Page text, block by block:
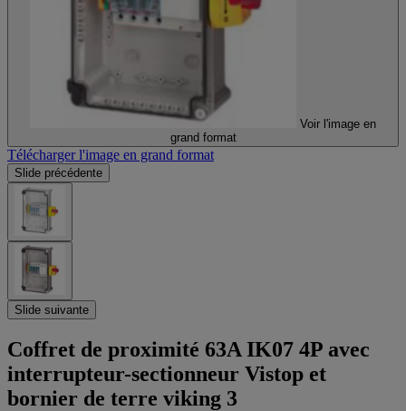
Voir l'image en
grand format
Télécharger l'image en grand format
Slide précédente
Slide suivante
Coffret de proximité 63A IK07 4P avec
interrupteur-sectionneur Vistop et
bornier de terre viking 3